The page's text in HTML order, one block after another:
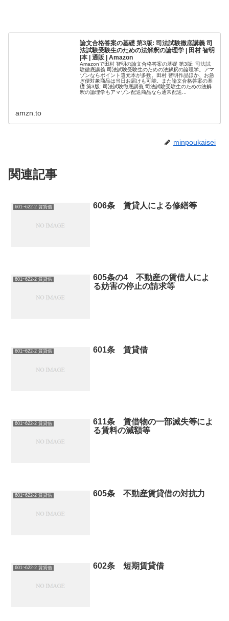
論文合格答案の基礎 第3版: 司法試験徹底講義 司
法試験受験生のための法解釈の論理学 | 田村 智明
|本 | 通販 | Amazon
Amazonで田村 智明の論文合格答案の基礎 第3版: 司法試
験徹底講義 司法試験受験生のための法解釈の論理学。アマ
ゾンならポイント還元本が多数。田村 智明作品ほか、お急
ぎ便対象商品は当日お届けも可能。また論文合格答案の基
礎 第3版: 司法試験徹底講義 司法試験受験生のための法解
釈の論理学もアマゾン配送商品なら通常配送...
amzn.to
minpoukaisei
関連記事
601~622-2 賃貸借 606条 賃貸人による修繕等
601~622-2 賃貸借
605条の4 不動産の賃借人によ
る妨害の停止の請求等
601~622-2 賃貸借 601条 賃貸借
601~622-2 賃貸借
611条 賃借物の一部滅失等によ
る賃料の減額等
601~622-2 賃貸借 605条 不動産賃貸借の対抗力
601~622-2 賃貸借 602条 短期賃貸借